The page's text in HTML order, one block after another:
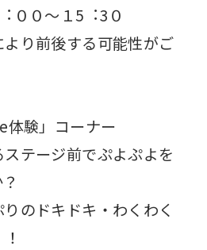
０〜１5︓3０
前後する可能性がご
験」コーナー
テージ前でぷよぷよを
のドキドキ・わくわく